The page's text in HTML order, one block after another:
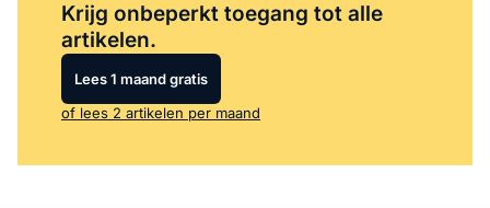
Krijg onbeperkt toegang tot alle
artikelen.
Lees 1 maand gratis
of lees 2 artikelen per maand